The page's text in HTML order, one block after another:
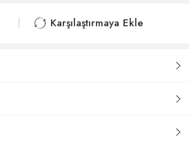
Karşılaştırmaya Ekle